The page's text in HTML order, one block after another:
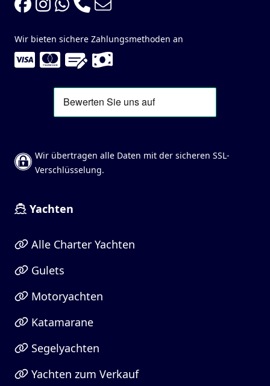
Wir bieten sichere Zahlungsmethoden an
Wir übertragen alle Daten mit der sicheren SSL-
Verschlüsselung.
Yachten
Alle Charter Yachten
Gulets
Motoryachten
Katamarane
Segelyachten
Yachten zum Verkauf